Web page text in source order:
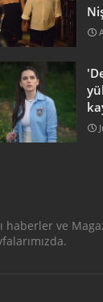
haberler ve